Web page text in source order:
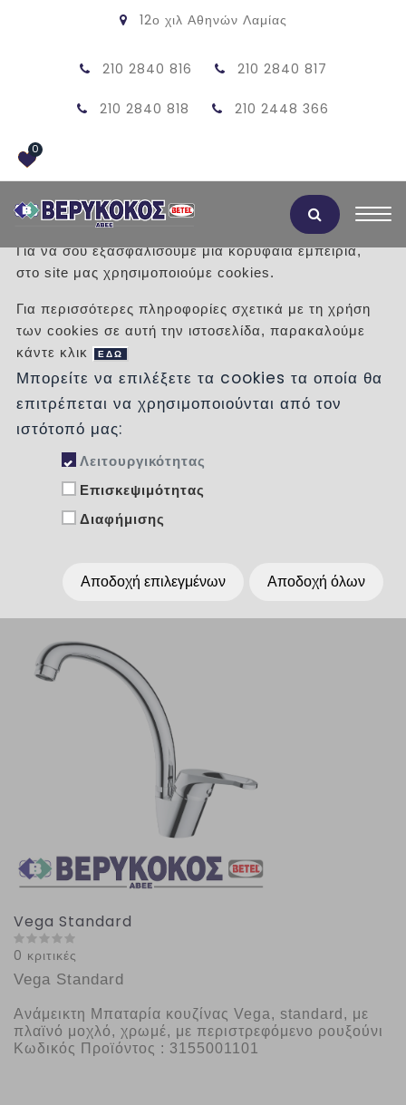
12ο χιλ Αθηνών Λαμίας
210 2840 816 210 2840 817
210 2840 818 210 2448 366
0
/ Προϊόντα /
ΚΟΥΖΙΝΑ
ΝΕΡΟΧΥΤΕΣ - ΜΠΑΤΑΡΙΕΣ
Κατηγορίες
Ταξινόμηση :
Vega Standard
0 κριτικές
Vega Standard
Ανάμεικτη Μπαταρία κουζίνας Vega, standard, με
πλαϊνό μοχλό, χρωμέ, με περιστρεφόμενο ρουξούνι
Κωδικός Προϊόντος : 3155001101
Αποδοχή Cookies
Για να σου εξασφαλίσουμε μια κορυφαία εμπειρία,
στο site μας χρησιμοποιούμε cookies.
Για περισσότερες πληροφορίες σχετικά με τη χρήση
των cookies σε αυτή την ιστοσελίδα, παρακαλούμε
κάντε κλικ
ΕΔΩ
Μπορείτε να επιλέξετε τα cookies τα οποία θα
επιτρέπεται να χρησιμοποιούνται από τον
ιστότοπό μας:
Λειτουργικότητας
Επισκεψιμότητας
Διαφήμισης
Αποδοχή επιλεγμένων Αποδοχή όλων